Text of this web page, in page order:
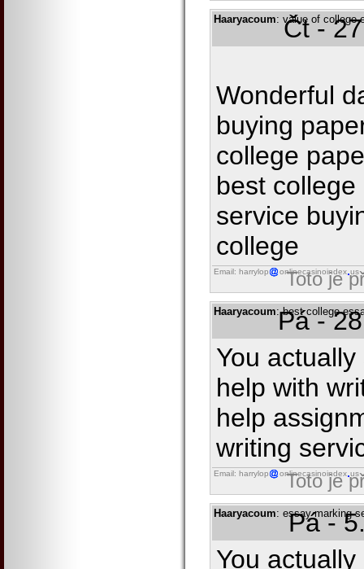
Haaryacoum: value of college
Čt -
Wonderful
buying
college
best
service
college
Email: harrylop onlinecasinoindex us
Toto je
Haaryacoum: best college
Pá -
You
help with
help
writing
Email: harrylop onlinecasinoindex us
Toto je
Haaryacoum: essay marking
Pá -
You